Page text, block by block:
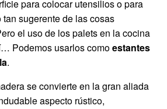
para colocar utensilios o para
sugerente de las cosas
el uso de los palets en la cocina
Podemos usarlos como estantes
.
se convierte en la gran aliada
aspecto rústico,